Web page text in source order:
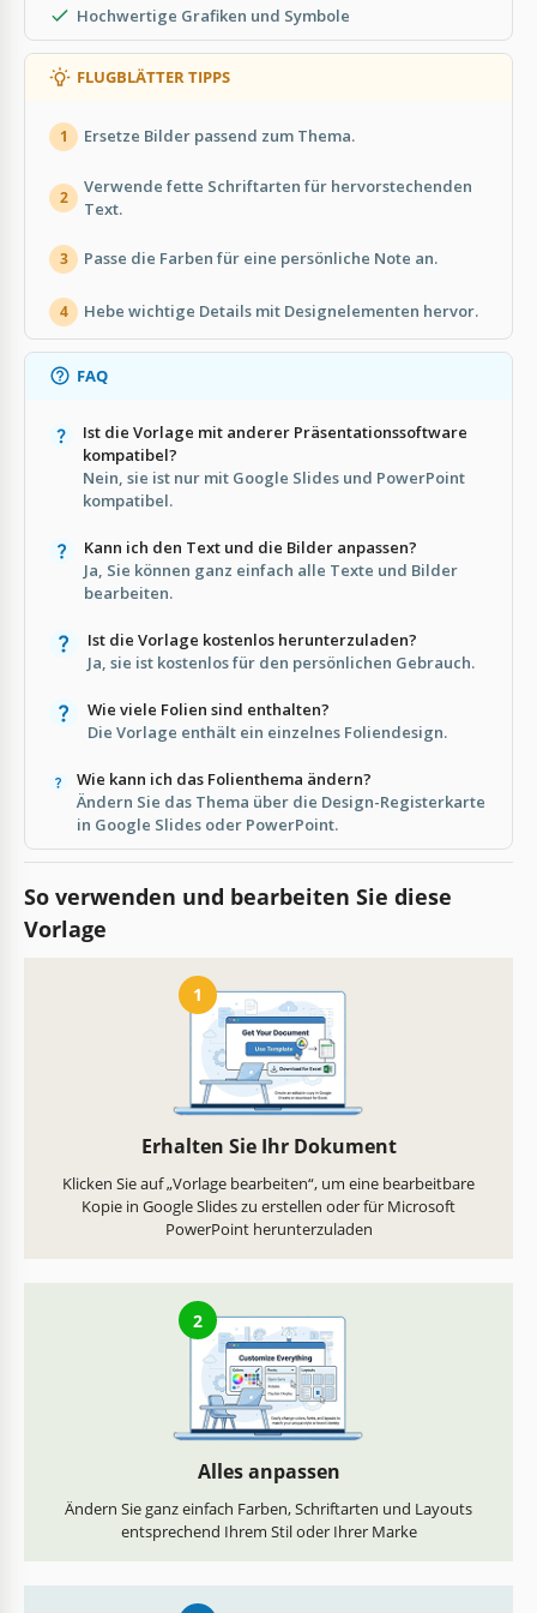
Hochwertige Grafiken und Symbole
FLUGBLÄTTER TIPPS
1 Ersetze Bilder passend zum Thema.
2
Verwende fette Schriftarten für hervorstechenden
Text.
3 Passe die Farben für eine persönliche Note an.
4 Hebe wichtige Details mit Designelementen hervor.
FAQ
Ist die Vorlage mit anderer Präsentationssoftware
kompatibel?
Nein, sie ist nur mit Google Slides und PowerPoint
kompatibel.
Kann ich den Text und die Bilder anpassen?
Ja, Sie können ganz einfach alle Texte und Bilder
bearbeiten.
Ist die Vorlage kostenlos herunterzuladen?
Ja, sie ist kostenlos für den persönlichen Gebrauch.
Wie viele Folien sind enthalten?
Die Vorlage enthält ein einzelnes Foliendesign.
Wie kann ich das Folienthema ändern?
Ändern Sie das Thema über die Design-Registerkarte
in Google Slides oder PowerPoint.
So verwenden und bearbeiten Sie diese
Vorlage
1
Erhalten Sie Ihr Dokument
Klicken Sie auf „Vorlage bearbeiten“, um eine bearbeitbare
Kopie in Google Slides zu erstellen oder für Microsoft
PowerPoint herunterzuladen
2
Alles anpassen
Ändern Sie ganz einfach Farben, Schriftarten und Layouts
entsprechend Ihrem Stil oder Ihrer Marke